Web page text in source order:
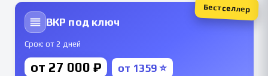
ВКР под ключ
Срок: от 2 дней
от 27 000 ₽ от 1359 ⭐
Бестселлер